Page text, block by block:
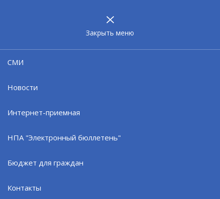
Закрыть меню
СМИ
Новости
Интернет-приемная
НПА "Электронный бюллетень"
Бюджет для граждан
Контакты
"Прямой канал" связи
ул. Ломоносова, д. 4
Прасов Олег Александрович